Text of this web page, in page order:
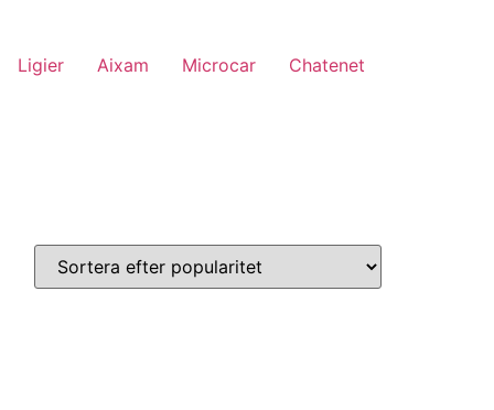
Ligier Aixam Microcar Chatenet